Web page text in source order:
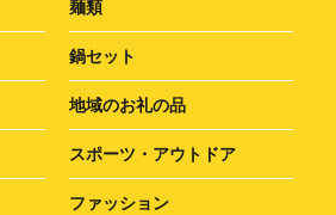
麺類
鍋セット
地域のお礼の品
スポーツ・アウトドア
ファッション